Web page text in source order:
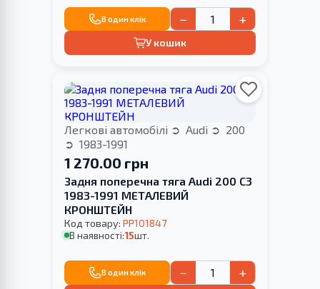
В один клік − +
У кошик
Легкові автомобілі Audi
200
1983-1991
1 270.00 грн
Задня поперечна тяга Audi 200 C3
1983-1991 МЕТАЛЕВИЙ
КРОНШТЕЙН
Код товару: PP101847
В наявності:15шт.
В один клік − +